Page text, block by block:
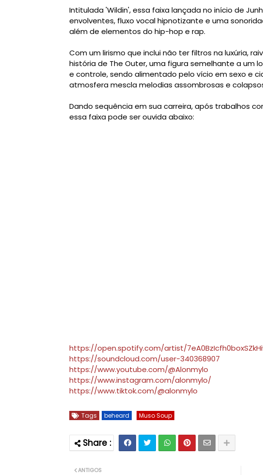
Intitulada 'Wildin', essa faixa lançada no início de
envolventes, fluxo vocal hipnotizante e uma
além de elementos do hip-hop e rap.
Com um lirismo que inclui não ter filtros na luxúria,
história de The Outer, uma figura semelhante a um
e controle, sendo alimentado pelo vício em sexo e
atmosfera mescla melodias assombrosas e
Dando sequência em sua carreira, após trabalhos
essa faixa pode ser ouvidaabaixo:
https://open.spotify.com/artist/
https://soundcloud.com/user-340368907
https://www.youtube.com/@Alonmylo
https://www.instagram.com/alonmylo/
https://www.tiktok.com/@alonmylo
Tags beheard Muso Soup
ANTIGOS